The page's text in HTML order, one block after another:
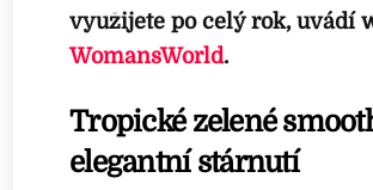
využijete po celý rok, uvádí
WomansWorld.
Tropické zelené
elegantní stárnutí